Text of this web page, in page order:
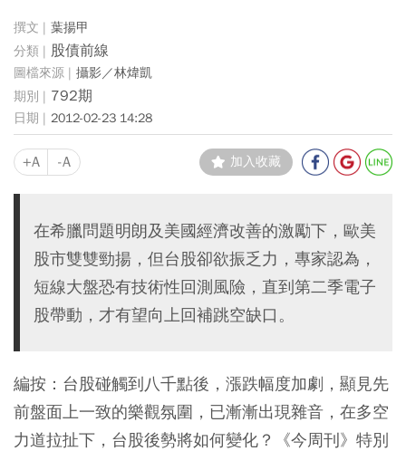
葉揚甲
股債前線
攝影／林煒凱
792期
2012-02-23 14:28
+A -A 加入收藏
在希臘問題明朗及美國經濟改善的激勵下，歐美
股市雙雙勁揚，但台股卻欲振乏力，專家認為，
短線大盤恐有技術性回測風險，直到第二季電子
股帶動，才有望向上回補跳空缺口。
編按：台股碰觸到八千點後，漲跌幅度加劇，顯見先
前盤面上一致的樂觀氛圍，已漸漸出現雜音，在多空
力道拉扯下，台股後勢將如何變化？《今周刊》特別